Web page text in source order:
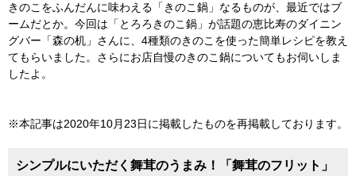
きのこをふんだんに味わえる「きのこ鍋」なるものが、最近ではブ
ームだとか。今回は「とろろきのこ鍋」が話題の恵比寿のダイニン
グバー「森の机」さんに、4種類のきのこを使った簡単レシピを教え
てもらいました。さらにお店自慢のきのこ鍋についてもお伺いしま
したよ。
※本記事は2020年10月23日に掲載したものを再掲載しております。
シンプルにいただく舞茸のうまみ！「舞茸のフリット」